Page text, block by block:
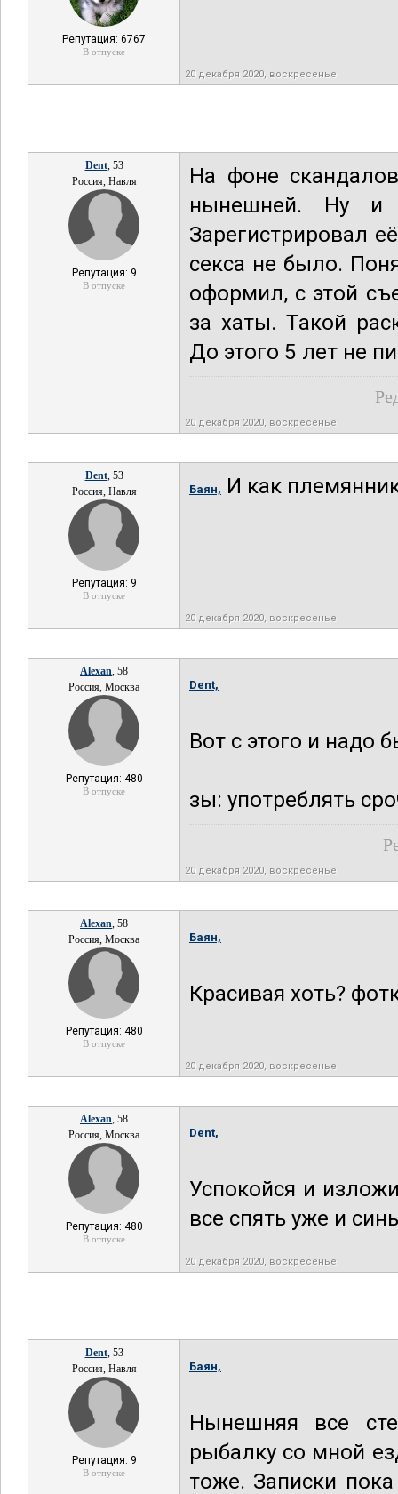
Репутация: 6767
В отпуске
20 декабря 2020, воскресенье
Dent, 53
Россия, Навля
Репутация: 9
В отпуске
На фоне
нынешней. Ну и
Зарегистрировал
секса не было.
оформил, с этой
за хаты. Такой
До этого 5 лет не
20 декабря 2020, воскресенье
Dent, 53
Россия, Навля
Репутация: 9
В отпуске
Баян, И как
20 декабря 2020, воскресенье
Alexan, 58
Россия, Москва
Репутация: 480
В отпуске
Dent,
Вот с этого и надо
зы: употреблять
20 декабря 2020, воскресенье
Alexan, 58
Россия, Москва
Репутация: 480
В отпуске
Баян,
Красивая хоть?
20 декабря 2020, воскресенье
Alexan, 58
Россия, Москва
Репутация: 480
В отпуске
Dent,
Успокойся и
все спять уже и
20 декабря 2020, воскресенье
Dent, 53
Россия, Навля
Репутация: 9
В отпуске
Баян,
Нынешняя все
рыбалку со мной
тоже. Записки